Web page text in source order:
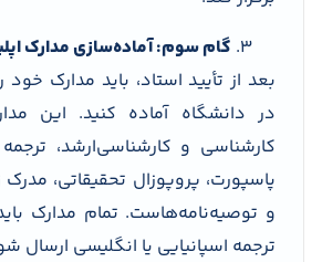
گام سوم: آماده‌سازی مدارک
بعد از تأیید استاد، باید مدارک
در دانشگاه آماده کنید. این
کارشناسی و کارشناسی‌ارشد،
پاسپورت، پروپوزال تحقیقاتی، مدرک
و توصیه‌نامه‌هاست. تمام مدارک
ترجمه اسپانیایی یا انگلیسی ارسال